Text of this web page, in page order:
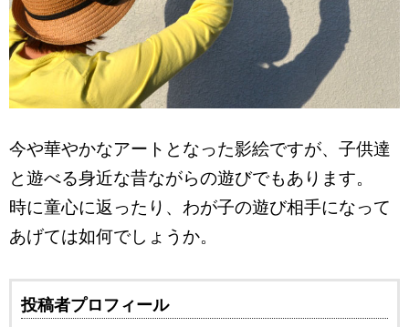
今や華やかなアートとなった影絵ですが、子供達
と遊べる身近な昔ながらの遊びでもあります。
時に童心に返ったり、わが子の遊び相手になって
あげては如何でしょうか。
投稿者プロフィール